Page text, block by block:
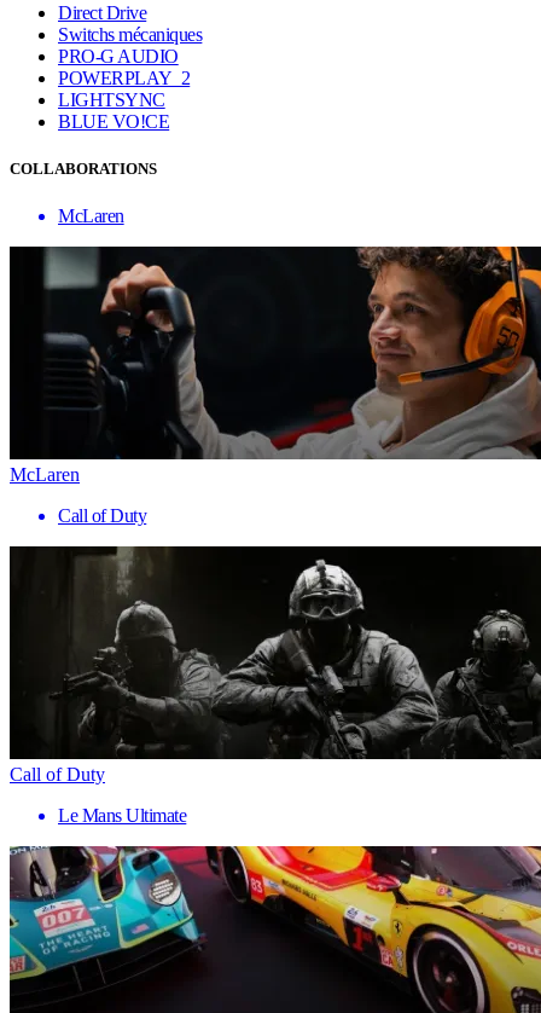
Direct Drive
Switchs mécaniques
PRO-G AUDIO
POWERPLAY 2
LIGHTSYNC
BLUE VO!CE
COLLABORATIONS
McLaren
McLaren
Call of Duty
Call of Duty
Le Mans Ultimate